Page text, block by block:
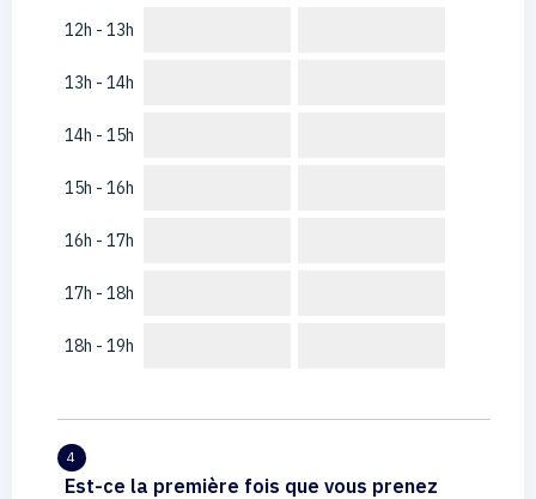
12h - 13h
13h - 14h
14h - 15h
15h - 16h
16h - 17h
17h - 18h
18h - 19h
4
Est-ce la première fois que vous prenez